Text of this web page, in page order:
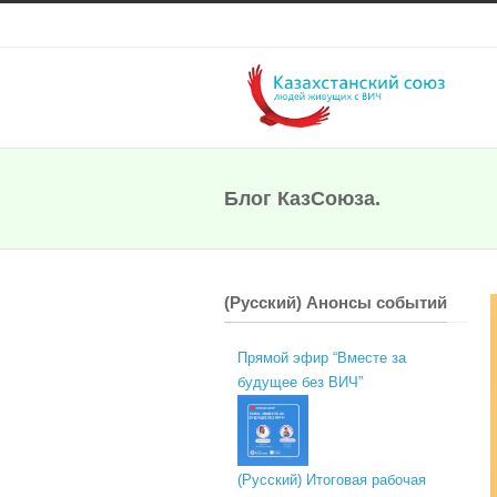
Блог КазСоюза.
(Русский) Анонсы событий
Прямой эфир “Вместе за
будущее без ВИЧ”
(Русский) Итоговая рабочая